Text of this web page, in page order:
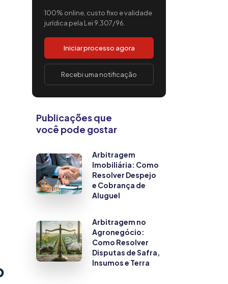
100% online, custo fixo e validade
jurídica pela Lei 9.307/96.
Iniciar processo agora
Recebi uma notificação
Publicações que
você pode gostar
Arbitragem
Imobiliária: Como
Resolver Despejo
e Cobrança de
Aluguel
Arbitragem no
Agronegócio:
Como Resolver
Disputas de Safra,
Insumos e Terra